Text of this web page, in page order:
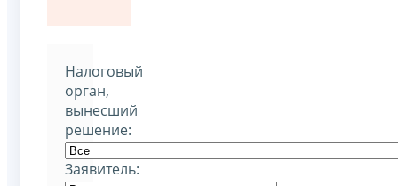
Налоговый
орган,
вынесший
решение:
Заявитель: